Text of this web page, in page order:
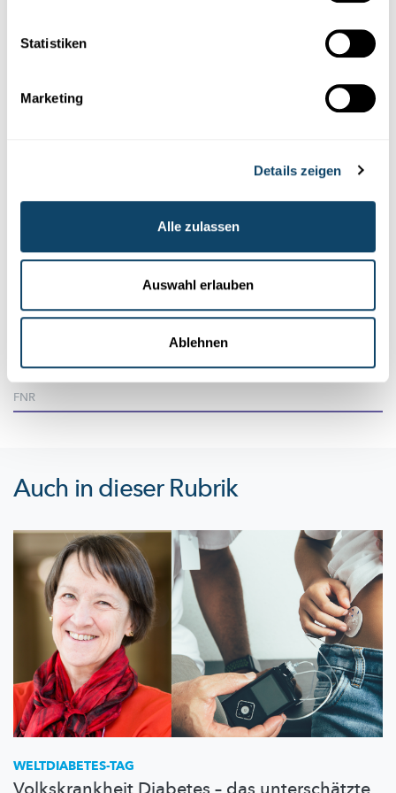
Statistiken
Marketing
Details zeigen
Alle zulassen
Auswahl erlauben
Ablehnen
Ziel mir keng: Wie schlimm sind
Antibiotikaresistenzen?
Es gibt weltweit immer mehr Bakterien, die resistent gegen
Antibiotika sind. Wieso entstehen Resistenzen? Wie ist die Si...
FNR
Auch in dieser Rubrik
WELTDIABETES-TAG